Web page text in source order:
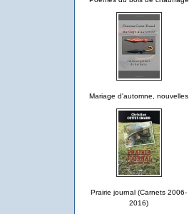
Mariage d'automne, nouvelles
Prairie journal (Carnets 2006-
2016)